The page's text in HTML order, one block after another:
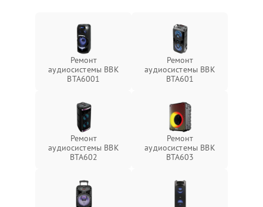
Ремонт
аудиосистемы BBK
BTA6001
Ремонт
аудиосистемы BBK
BTA601
Ремонт
аудиосистемы BBK
BTA602
Ремонт
аудиосистемы BBK
BTA603